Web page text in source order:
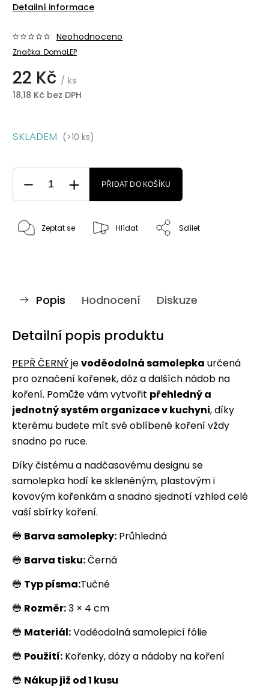
Detailní informace
Značka: DomaLEP
Neohodnoceno
22 Kč / ks
18,18 Kč bez DPH
SKLADEM (>10 ks)
PŘIDAT DO KOŠÍKU
Zeptat se Hlídat Sdílet
Popis Hodnocení Diskuze
Detailní popis produktu
PEPŘ ČERNÝjevoděodolná samolepka určená
pro označení kořenek, dóz a dalších nádob na
koření. Pomůže vám vytvořit přehledný a
jednotný systém organizace v kuchyni, díky
kterému budete mít své oblíbené koření vždy
snadno po ruce.
Díky čistému a nadčasovému designu se
samolepka hodí ke skleněným, plastovým i
kovovým kořenkám a snadno sjednotí vzhled celé
vaší sbírky koření.
🔵 Barva samolepky: Průhledná
🔵 Barva tisku:Černá
🔵 Typ písma:Tučné
🔵 Rozměr:3 × 4 cm
🔵 Materiál:Voděodolná samolepicí fólie
🔵 Použití: Kořenky, dózy a nádoby na koření
🔵 Nákup již od 1 kusu